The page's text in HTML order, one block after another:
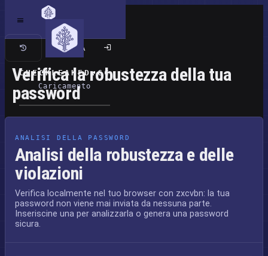
CHECKLEAKED.CC
Caricamento
Sito classico
Verifica la robustezza della tua
password
ANALISI DELLA PASSWORD
Analisi della robustezza e delle
violazioni
Verifica localmente nel tuo browser con zxcvbn: la tua
password non viene mai inviata da nessuna parte.
Inseriscine una per analizzarla o genera una password
sicura.